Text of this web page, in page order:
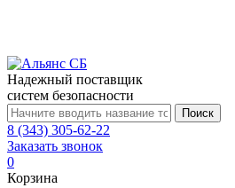
Надежный поставщик
систем безопасности
Поиск
8 (343) 305-62-22
Заказать звонок
0
Корзина